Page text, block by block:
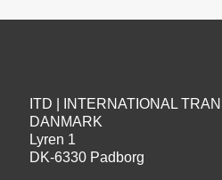
ITD | INTERNATIONAL
DANMARK
Lyren 1
DK-6330 Padborg